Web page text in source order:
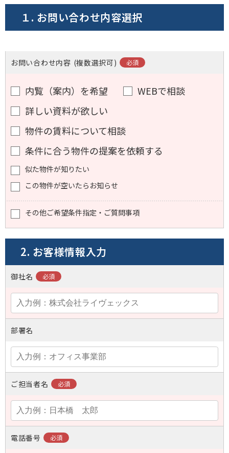
１. お問い合わせ内容選択
お問い合わせ内容 (複数選択可)
内覧（案内）を希望
WEBで相談
詳しい資料が欲しい
物件の賃料について相談
条件に合う物件の提案を依頼する
似た物件が知りたい
この物件が空いたらお知らせ
その他ご希望条件指定・ご質問事項
2. お客様情報入力
御社名
部署名
ご担当者名
電話番号